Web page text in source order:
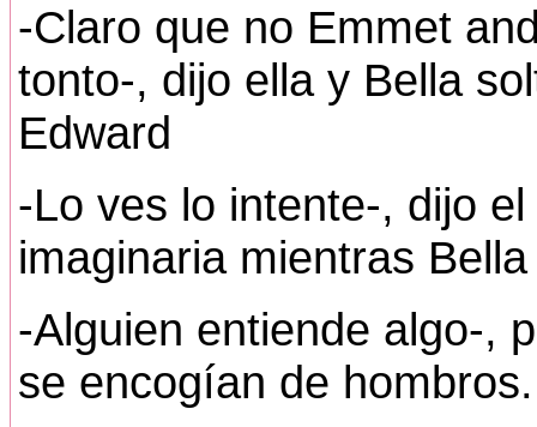
-Claro que no Emmet
tonto-, dijo ella y Bella
Edward
-Lo ves lo intente-, dijo
imaginaria mientras
-Alguien entiende algo-,
se encogían de hombros.